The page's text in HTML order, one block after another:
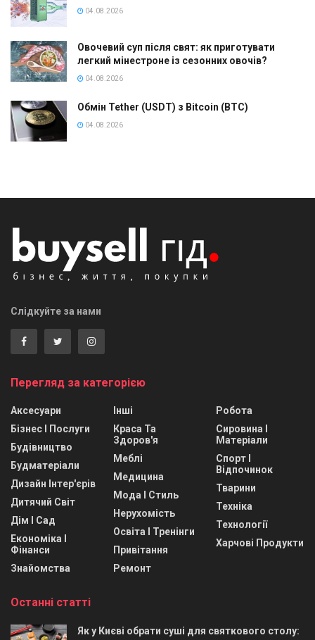
04.08.2026
Овочевий суп після свят: як приготувати
легкий мінестроне із сезонних овочів?
04.08.2026
Обмін Tether (USDT) з Bitcoin (BTC)
04.08.2026
Слідкуйте за нами
Перегляд за категорією
Аксесуари
Бізнес І Послуги
Будівництво
Будматеріали
Дизайн Інтер'єрів
Дитячий Світ
Дім І Сад
Економіка І
Фінанси
Знайомства
Інші
Краса Та
Здоров'я
Меблі
Медицина
Мода І Стиль
Нерухомість
Освіта І Тренінги
Привітання
Ремонт
Робота
Сировина І
Матеріали
Спорт І
Відпочинок
Тварини
Техніка
Технології
Харчові Продукти
Останні статті
Як у Києві обрати суші для святкового столу: